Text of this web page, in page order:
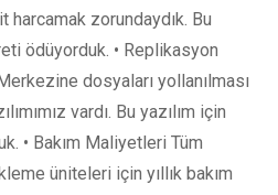
harcamak zorundaydık. Bu
ödüyorduk. • Replikasyon
dosyaları yollanılması
vardı. Bu yazılım için
• Bakım Maliyetleri Tüm
üniteleri için yıllık bakım